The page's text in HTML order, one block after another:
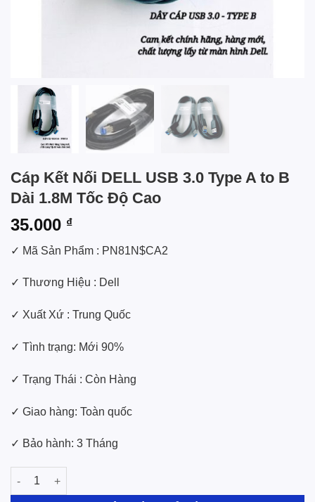
Cáp Kết Nối DELL USB 3.0 Type A to B
Dài 1.8M Tốc Độ Cao
35.000 ₫
✓ Mã Sản Phẩm : PN81N$CA2
✓ Thương Hiệu : Dell
✓ Xuất Xứ : Trung Quốc
✓ Tình trạng: Mới 90%
✓ Trạng Thái : Còn Hàng
✓ Giao hàng: Toàn quốc
✓ Bảo hành: 3 Tháng
Cáp Kết Nối DELL USB 3.0 Type A to B Dài 1.8M Tốc Độ Cao